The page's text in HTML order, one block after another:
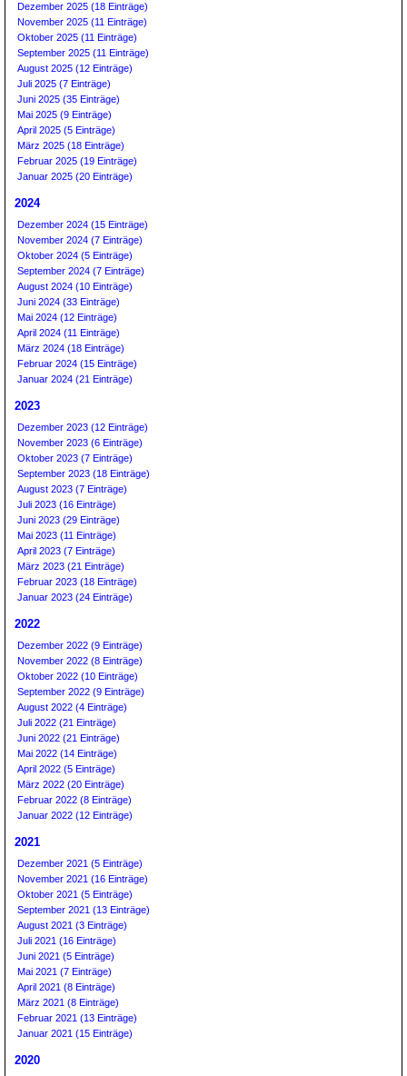
Dezember 2025 (18 Einträge)
November 2025 (11 Einträge)
Oktober 2025 (11 Einträge)
September 2025 (11 Einträge)
August 2025 (12 Einträge)
Juli 2025 (7 Einträge)
Juni 2025 (35 Einträge)
Mai 2025 (9 Einträge)
April 2025 (5 Einträge)
März 2025 (18 Einträge)
Februar 2025 (19 Einträge)
Januar 2025 (20 Einträge)
2024
Dezember 2024 (15 Einträge)
November 2024 (7 Einträge)
Oktober 2024 (5 Einträge)
September 2024 (7 Einträge)
August 2024 (10 Einträge)
Juni 2024 (33 Einträge)
Mai 2024 (12 Einträge)
April 2024 (11 Einträge)
März 2024 (18 Einträge)
Februar 2024 (15 Einträge)
Januar 2024 (21 Einträge)
2023
Dezember 2023 (12 Einträge)
November 2023 (6 Einträge)
Oktober 2023 (7 Einträge)
September 2023 (18 Einträge)
August 2023 (7 Einträge)
Juli 2023 (16 Einträge)
Juni 2023 (29 Einträge)
Mai 2023 (11 Einträge)
April 2023 (7 Einträge)
März 2023 (21 Einträge)
Februar 2023 (18 Einträge)
Januar 2023 (24 Einträge)
2022
Dezember 2022 (9 Einträge)
November 2022 (8 Einträge)
Oktober 2022 (10 Einträge)
September 2022 (9 Einträge)
August 2022 (4 Einträge)
Juli 2022 (21 Einträge)
Juni 2022 (21 Einträge)
Mai 2022 (14 Einträge)
April 2022 (5 Einträge)
März 2022 (20 Einträge)
Februar 2022 (8 Einträge)
Januar 2022 (12 Einträge)
2021
Dezember 2021 (5 Einträge)
November 2021 (16 Einträge)
Oktober 2021 (5 Einträge)
September 2021 (13 Einträge)
August 2021 (3 Einträge)
Juli 2021 (16 Einträge)
Juni 2021 (5 Einträge)
Mai 2021 (7 Einträge)
April 2021 (8 Einträge)
März 2021 (8 Einträge)
Februar 2021 (13 Einträge)
Januar 2021 (15 Einträge)
2020